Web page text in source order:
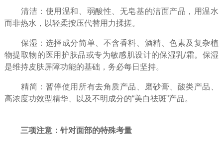
清洁：使用温和、弱酸性、无皂基的洁面产品，用温水
而非热水，以轻柔按压代替用力揉搓。
保湿：选择成分简单、不含香料、酒精、色素及复杂植
物提取物的医用护肤品或专为敏感肌设计的保湿乳/霜。保湿
是维持皮肤屏障功能的基础，务必每日坚持。
精简：暂停使用所有去角质产品、磨砂膏、酸类产品、
高浓度功效型精华、以及不明成分的“美白祛斑”产品。
三项注意：针对面部的特殊考量